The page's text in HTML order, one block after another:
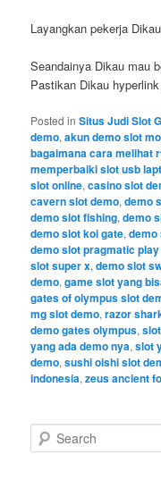
Layangkan pekerja
Seandainya Dikau mau
Pastikan Dikau
Posted in Situs Judi Slot
demo,akun demo slot
bagaimana cara melihat
memperbaiki slot usb
slot online,casino slot
cavern slot demo,demo
demo slot fishing,demo
demo slot koi gate,demo
demo slot pragmatic
slot super x,demo slot
demo,game slot yang
gates of olympus slot
mg slot demo,razor
demo gates olympus,
yang ada demo nya,slot
demo,sushi oishi slot
indonesia,zeus ancient
e